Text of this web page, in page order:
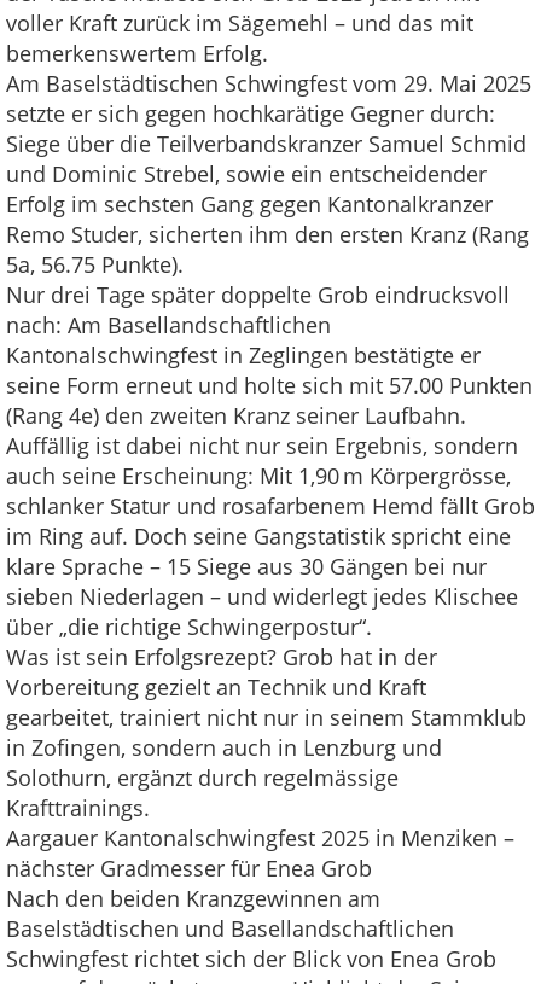
voller Kraft zurück im Sägemehl – und das mit
bemerkenswertem Erfolg.
Am Baselstädtischen Schwingfest vom 29. Mai 2025
setzte er sich gegen hochkarätige Gegner durch:
Siege über die Teilverbandskranzer Samuel Schmid
und Dominic Strebel, sowie ein entscheidender
Erfolg im sechsten Gang gegen Kantonalkranzer
Remo Studer, sicherten ihm den ersten Kranz (Rang
5a, 56.75 Punkte).
Nur drei Tage später doppelte Grob eindrucksvoll
nach: Am Basellandschaftlichen
Kantonalschwingfest in Zeglingen bestätigte er
seine Form erneut und holte sich mit 57.00 Punkten
(Rang 4e) den zweiten Kranz seiner Laufbahn.
Auffällig ist dabei nicht nur sein Ergebnis, sondern
auch seine Erscheinung: Mit 1,90 m Körpergrösse,
schlanker Statur und rosafarbenem Hemd fällt Grob
im Ring auf. Doch seine Gangstatistik spricht eine
klare Sprache – 15 Siege aus 30 Gängen bei nur
sieben Niederlagen – und widerlegt jedes Klischee
über „die richtige Schwingerpostur“.
Was ist sein Erfolgsrezept? Grob hat in der
Vorbereitung gezielt an Technik und Kraft
gearbeitet, trainiert nicht nur in seinem Stammklub
in Zofingen, sondern auch in Lenzburg und
Solothurn, ergänzt durch regelmässige
Krafttrainings.
Aargauer Kantonalschwingfest 2025 in Menziken –
nächster Gradmesser für Enea Grob
Nach den beiden Kranzgewinnen am
Baselstädtischen und Basellandschaftlichen
Schwingfest richtet sich der Blick von Enea Grob